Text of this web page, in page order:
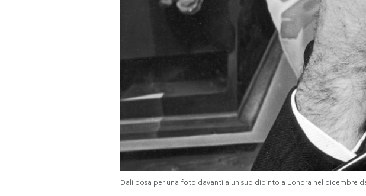
Dalí posa per una foto davanti a un suo dipinto a Londra nel dicembre